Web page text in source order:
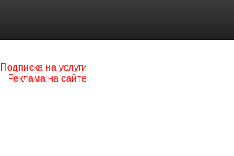
Подписка на услуги
Реклама на сайте